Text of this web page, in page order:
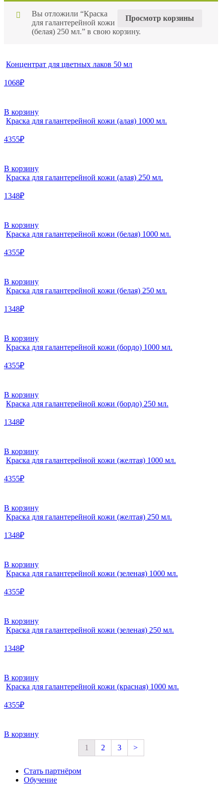
Просмотр корзины
Вы отложили “Краска
для галантерейной кожи
(белая) 250 мл.” в свою корзину.
Концентрат для цветных лаков 50 мл
1068₽
В корзину
Краска для галантерейной кожи (алая) 1000 мл.
4355₽
В корзину
Краска для галантерейной кожи (алая) 250 мл.
1348₽
В корзину
Краска для галантерейной кожи (белая) 1000 мл.
4355₽
В корзину
Краска для галантерейной кожи (белая) 250 мл.
1348₽
В корзину
Краска для галантерейной кожи (бордо) 1000 мл.
4355₽
В корзину
Краска для галантерейной кожи (бордо) 250 мл.
1348₽
В корзину
Краска для галантерейной кожи (желтая) 1000 мл.
4355₽
В корзину
Краска для галантерейной кожи (желтая) 250 мл.
1348₽
В корзину
Краска для галантерейной кожи (зеленая) 1000 мл.
4355₽
В корзину
Краска для галантерейной кожи (зеленая) 250 мл.
1348₽
В корзину
Краска для галантерейной кожи (красная) 1000 мл.
4355₽
В корзину
1
2 3 >
Стать партнёром
Обучение